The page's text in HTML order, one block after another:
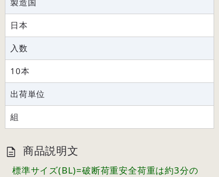
日本
入数
10本
出荷単位
組
商品説明文
標準サイズ(BL)=破断荷重安全荷重は約3分の